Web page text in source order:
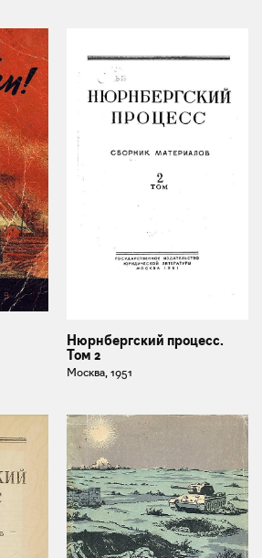
Нюрнбергский процесс.
Том 2
Москва, 1951